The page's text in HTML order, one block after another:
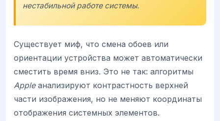
нестабильной работе системы.
Существует миф, что смена обоев или
ориентации устройства может автоматически
сместить время вниз. Это не так: алгоритмы
Appleанализируют контрастность верхней
части изображения, но не меняют координаты
отображения системных элементов.